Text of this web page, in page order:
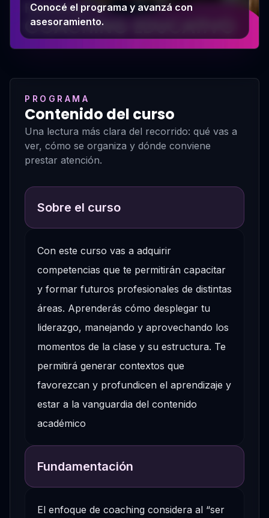
Conocé el programa y avanzá con
asesoramiento.
PROGRAMA
Contenido del curso
Una lectura más clara del recorrido: qué vas a
ver, cómo se organiza y dónde conviene
prestar atención.
Sobre el curso
Con este curso vas a adquirir
competencias que te permitirán capacitar
y formar futuros profesionales de distintas
áreas. Aprenderás cómo desplegar tu
liderazgo, manejando y aprovechando los
momentos de la clase y su estructura. Te
permitirá generar contextos que
favorezcan y profundicen el aprendizaje y
estar a la vanguardia del contenido
académico
Fundamentación
El enfoque de coaching considera al “ser